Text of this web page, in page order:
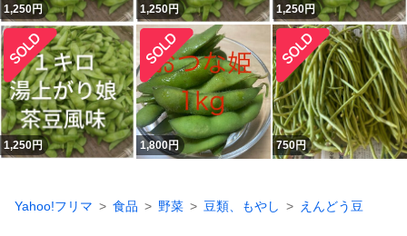
1,250円 1,250円 1,250円
1,250円 1,800円 750円
Yahoo!フリマ 食品 野菜 豆類、もやし えんどう豆